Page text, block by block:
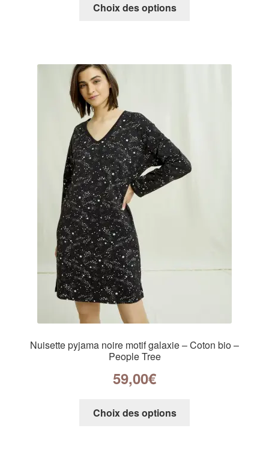
Choix des options
Nuisette pyjama noire motif galaxie – Coton bio –
People Tree
59,00€
Choix des options